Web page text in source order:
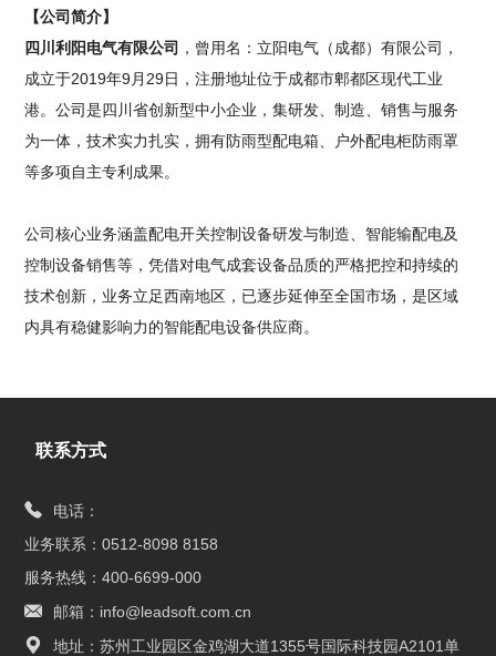
【公司简介】
四川利阳电气有限公司 ，曾用名：立阳电气（成都）有限公司，
成立于2019年9月29日，注册地址位于成都市郫都区现代工业
港。公司是四川省创新型中小企业，集研发、制造、销售与服务
为一体，技术实力扎实，拥有防雨型配电箱、户外配电柜防雨罩
等多项自主专利成果。
公司核心业务涵盖配电开关控制设备研发与制造、智能输配电及
控制设备销售等，凭借对电气成套设备品质的严格把控和持续的
技术创新，业务立足西南地区，已逐步延伸至全国市场，是区域
内具有稳健影响力的智能配电设备供应商。
联系方式
电话：
业务联系：0512-8098 8158
服务热线：400-6699-000
邮箱：info@leadsoft.com.cn
地址：苏州工业园区金鸡湖大道1355号国际科技园A2101单